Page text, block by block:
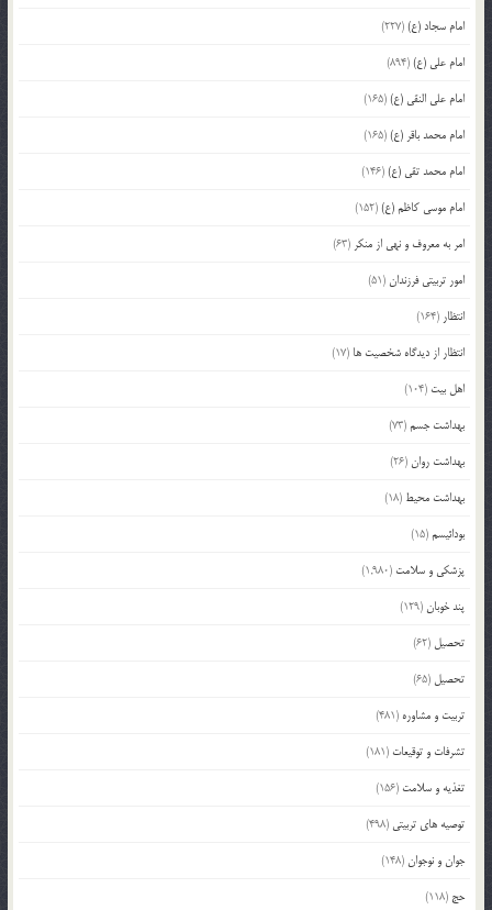
امام سجاد (ع)(227)
امام علی (ع)(894)
امام علی النقی (ع)(165)
امام محمد باقر (ع)(165)
امام محمد تقی (ع)(146)
امام موسی کاظم (ع)(152)
امر به معروف و نهی از منکر (63)
امور تربیتی فرزندان(51)
انتظار (164)
انتظار از دیدگاه شخصیت ها (17)
اهل بیت (104)
بهداشت جسم(73)
بهداشت روان(26)
بهداشت محیط (18)
بودائیسم(15)
پزشکی و سلامت (1,980)
پند خوبان(129)
تحصیل (62)
تحصیل (65)
تربیت و مشاوره (481)
تشرفات و توقیعات (181)
تغذیه و سلامت (156)
توصیه های تربیتی (498)
جوان و نوجوان(148)
حج (118)